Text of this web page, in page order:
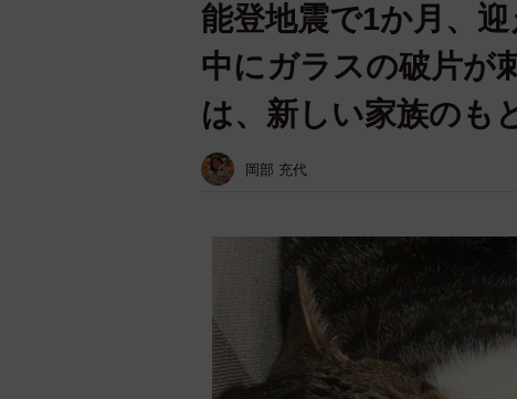
能登地震で1か月、
中にガラスの破片が
は、新しい家族のも
岡部 充代